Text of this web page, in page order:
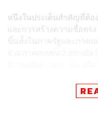
หนึ่งในประเด็นสำคัญที่ต้อ
และการสร้างความซื่อตรง
ขึ้นทั้งในภาครัฐและภาคเ
คณะกรรมการร่วมระหว่า
ต่อต้านการทุจริต ใช้เทค